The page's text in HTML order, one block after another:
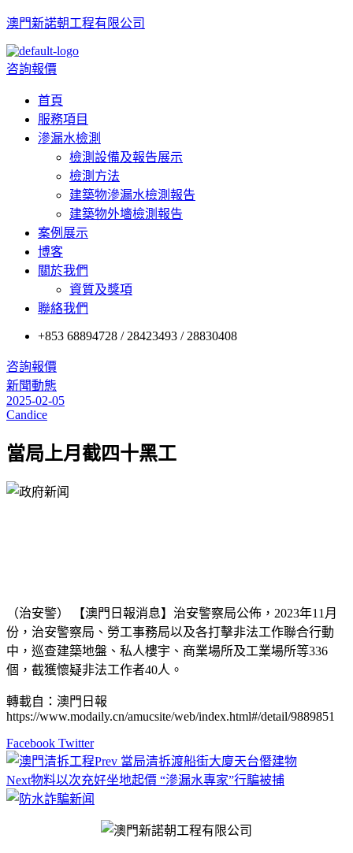
澳門新諾朝工程有限公司
Menu
咨詢報價
首頁
服務項目
滲漏水檢測
檢測設備及報告展示
檢測方法
建築物滲漏水檢測報告
建築物外墻檢測報告
案例展示
博客
關於我們
資質及獎項
聯絡我們
+853 68894728 / 28423493 / 28830408
咨詢報價
Categories
新聞動態
2025-02-05
Candice
當局上月截四十黑工
（治安警） 【澳門日報消息】治安警察局公佈，2023年11月
份，治安警察局、勞工事務局以及各打擊非法工作聯合行動
中，巡查建築地盤、私人樓宇、商業場所及工業場所等336
個，截獲懷疑非法工作者40人。
轉載自：澳門日報
https://www.modaily.cn/amucsite/web/index.html#/detail/9889851
Facebook Twitter
文
章
Prev 當局清拆渡船街大廈天台僭建物
Next物料以次充好坐地起價 “滲漏水專家”行騙被捕